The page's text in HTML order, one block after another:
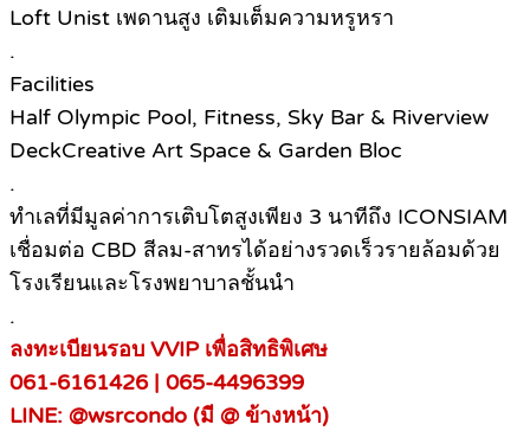
Loft Unist เพดานสูง เติมเต็มความหรูหรา
.
Facilities
Half Olympic Pool, Fitness, Sky Bar & Riverview
DeckCreative Art Space & Garden Bloc
.
ทำเลที่มีมูลค่าการเติบโตสูงเพียง 3 นาทีถึง ICONSIAM
เชื่อมต่อ CBD สีลม-สาทรได้อย่างรวดเร็วรายล้อมด้วย
โรงเรียนและโรงพยาบาลชั้นนำ
.
ลงทะเบียนรอบ VVIP เพื่อสิทธิพิเศษ
061-6161426 | 065-4496399
LINE: @wsrcondo (มี @ ข้างหน้า)